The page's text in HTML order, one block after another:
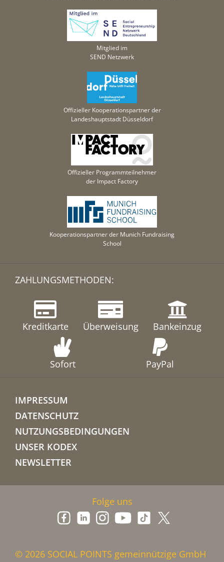
Mitglied im
SEND Netzwerk
Offizieller Kooperationspartner der
Landeshauptstadt Düsseldorf
Offizieller Programmteilnehmer
der Impact Factory
Kooperationspartner der Munich Fundraising
School
ZAHLUNGSMETHODEN:
Kreditkarte Überweisung Bankeinzug
Sofort PayPal
IMPRESSUM
DATENSCHUTZ
NUTZUNGSBEDINGUNGEN
UNSER KODEX
NEWSLETTER
© 2026 SOCIAL POINTS gemeinnützige GmbH
Folge uns